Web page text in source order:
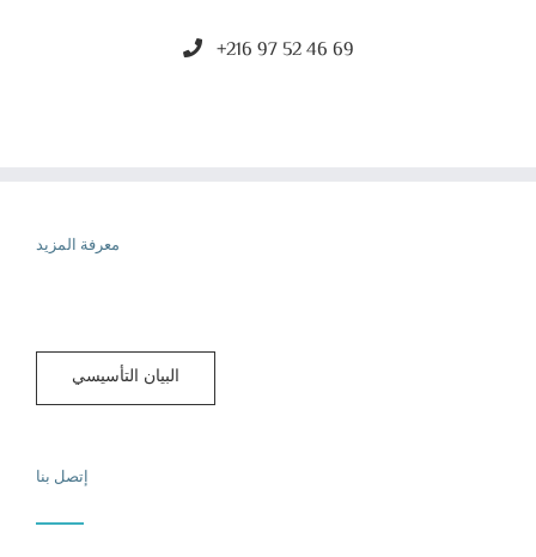
+216 97 52 46 69
معرفة المزيد
البيان التأسيسي
إتصل بنا